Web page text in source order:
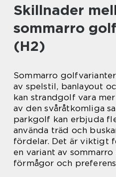
Skillnader
sommarro
(H2)
Sommarro
av spelstil, banlayout
kan strandgolf vara
av den svåråtkomliga
parkgolf kan erbjuda
använda träd och
fördelar. Det är viktigt
en variant av
förmågor och